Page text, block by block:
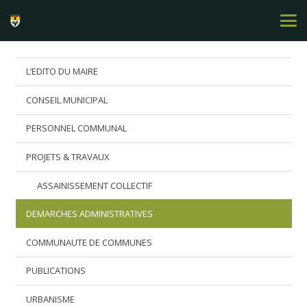
L’EDITO DU MAIRE
CONSEIL MUNICIPAL
PERSONNEL COMMUNAL
PROJETS & TRAVAUX
ASSAINISSEMENT COLLECTIF
DEMARCHES ADMINISTRATIVES
COMMUNAUTE DE COMMUNES
PUBLICATIONS
URBANISME